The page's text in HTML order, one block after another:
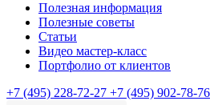
Полезная информация
Полезные советы
Статьи
Видео мастер-класс
Портфолио от клиентов
+7 (495) 228-72-27 +7 (495) 902-78-76